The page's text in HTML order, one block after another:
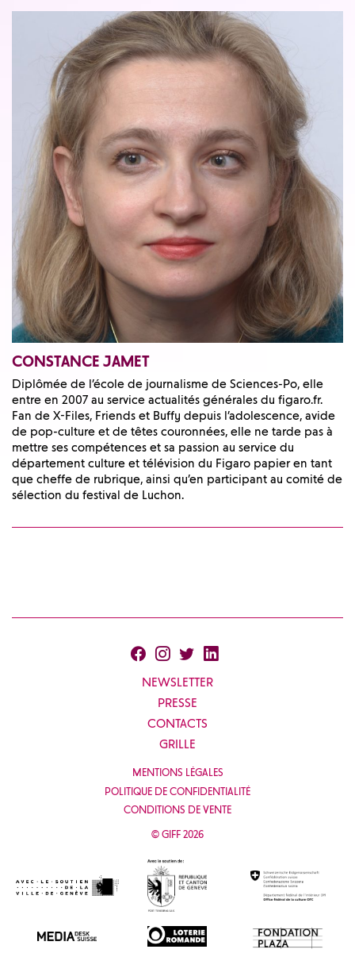
CONSTANCE JAMET
Diplômée de l’école de journalisme de Sciences-Po, elle
entre en 2007 au service actualités générales du figaro.fr.
Fan de X-Files, Friends et Buffy depuis l’adolescence, avide
de pop-culture et de têtes couronnées, elle ne tarde pas à
mettre ses compétences et sa passion au service du
département culture et télévision du Figaro papier en tant
que cheffe de rubrique, ainsi qu’en participant au comité de
sélection du festival de Luchon.
NEWSLETTER
PRESSE
CONTACTS
GRILLE
MENTIONS LÉGALES
POLITIQUE DE CONFIDENTIALITÉ
CONDITIONS DE VENTE
© GIFF 2026